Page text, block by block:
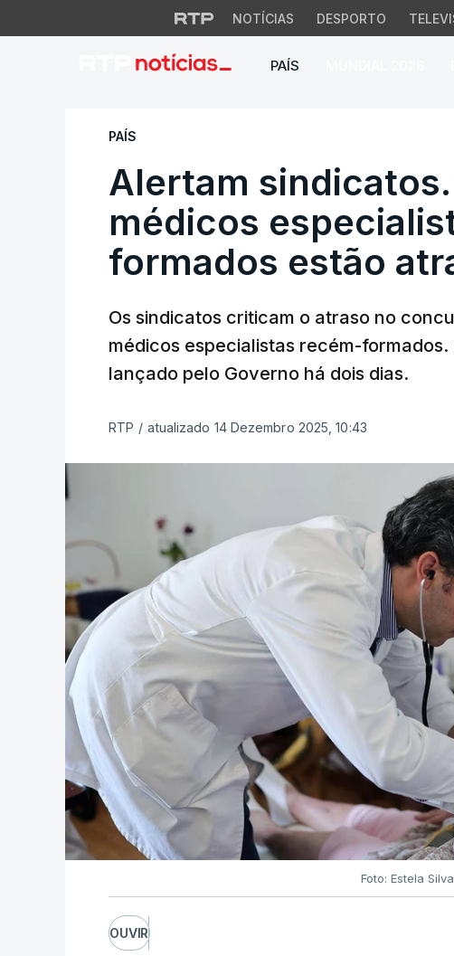
NOTÍCIAS DESPORTO
PAÍS
Alertam sindicatos.
PAÍS
Alertam
médicos
formados estão
Os sindicatos criticam o atraso no
médicos especialistas recém-
lançado pelo Governo há dois dias.
RTP / atualizado 14 Dezembro 2025, 10:43
Foto: Estela
OUVIR